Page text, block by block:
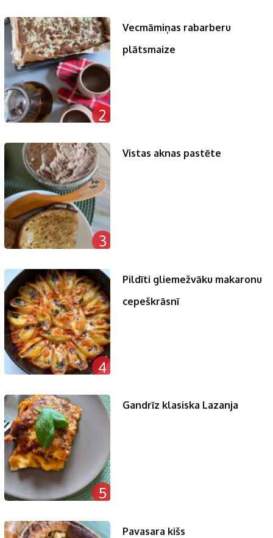
2
Vecmāmiņas rabarberu
plātsmaize
3
Vistas aknas pastēte
4
Pildīti gliemežvāku makaronu
cepeškrāsnī
5
Gandrīz klasiska Lazanja
Pavasara kišs